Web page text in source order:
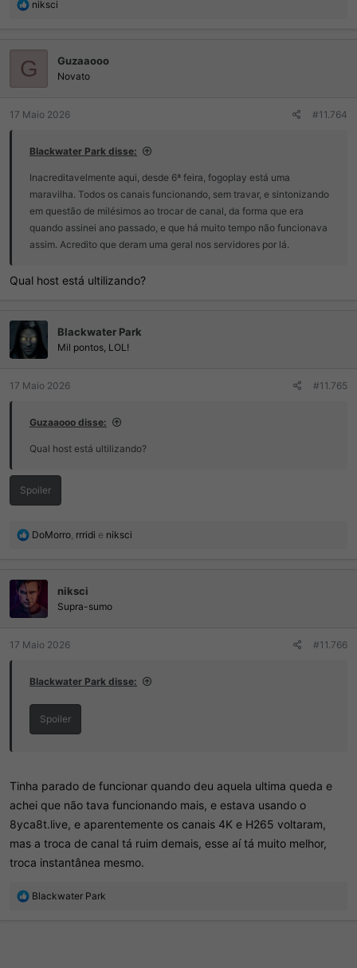
R
ç
õ
e
s
niksci
G Guzaaooo
Novato
17 Maio 2026 #11.764
Blackwater Park disse:
Inacreditavelmente aqui, desde 6ª feira, fogoplay está uma
maravilha. Todos os canais funcionando, sem travar, e sintonizando
em questão de milésimos ao trocar de canal, da forma que era
quando assinei ano passado, e que há muito tempo não funcionava
assim. Acredito que deram uma geral nos servidores por lá.
Qual host está ultilizando?
Blackwater Park
Mil pontos, LOL!
17 Maio 2026 #11.765
Guzaaooo disse:
Qual host está ultilizando?
Spoiler
R
ç
õ
e
s
DoMorro, rrridi e niksci
niksci
Supra-sumo
17 Maio 2026 #11.766
Blackwater Park disse:
Spoiler
Tinha parado de funcionar quando deu aquela ultima queda e
achei que não tava funcionando mais, e estava usando o
8yca8t.live, e aparentemente os canais 4K e H265 voltaram,
mas a troca de canal tá ruim demais, esse aí tá muito melhor,
troca instantânea mesmo.
R
Blackwater Park